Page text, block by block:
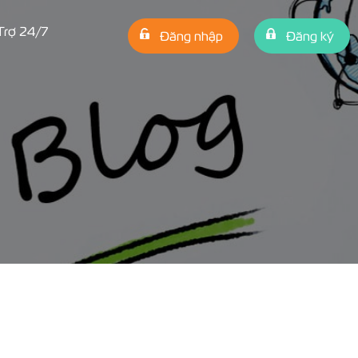
24/7 Đăng nhập Đăng ký